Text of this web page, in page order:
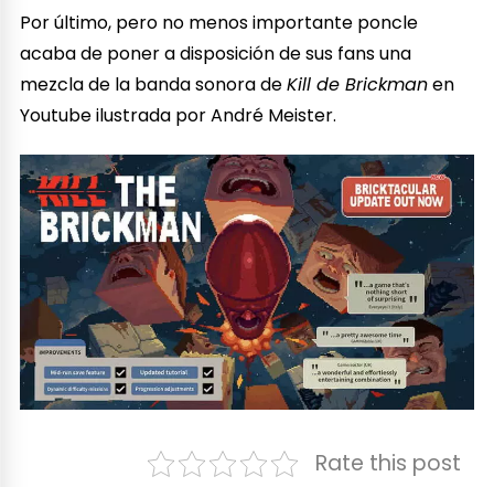
Por último, pero no menos importante poncle
acaba de poner a disposición de sus fans una
mezcla de la banda sonora deKill de Brickmanen
Youtube ilustrada por André Meister.
Rate this post